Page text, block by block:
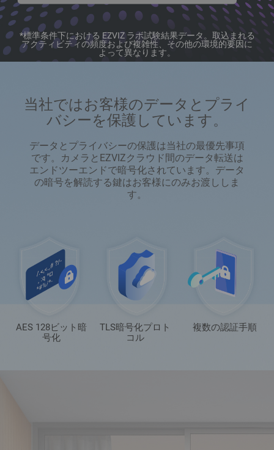
*標準条件下における EZVIZ ラボ試験結果データ。取込まれる
アクティビティの頻度および複雑性、その他の環境的要因に
よって異なります。
当社ではお客様のデータとプライ
バシーを保護しています。
データとプライバシーの保護は当社の最優先事項
です。カメラとEZVIZクラウド間のデータ転送は
エンドツーエンドで暗号化されています。データ
の暗号を解読する鍵はお客様にのみお渡ししま
す。
AES 128ビット暗
号化
TLS暗号化プロト
コル
複数の認証手順